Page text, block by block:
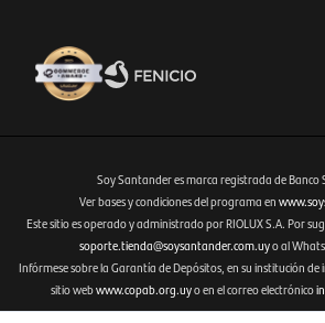
Fenicio eCommerce Uruguay
Soy Santander es marca registrada de Banco
Ver bases y condiciones del programa en
Este sitio es operado y administrado por RIOLUX S.A. Por
soporte.tienda@soysantander.com.uyo al
Infórmese sobre la Garantía de Depósitos, en su institución de
sitio webwww.copab.org.uyo en el correo electrónico